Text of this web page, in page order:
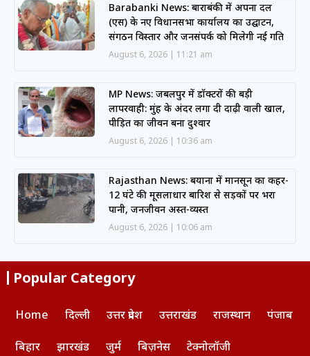
Barabanki News: बाराबंकी में अपना दल
(एस) के नए विधानसभा कार्यालय का उद्घाटन,
संगठन विस्तार और जनसंपर्क को मिलेगी नई गति
August 6, 2026 11:21 am
MP News: जबलपुर में डॉक्टरों की बड़ी
लापरवाही: मुंह के अंदर लगा दी दाढ़ी वाली खाल,
पीड़ित का जीवन बना दुश्वार
August 6, 2026 10:36 am
Rajasthan News: बयाना में मानसून का कहर-
12 घंटे की मूसलाधार बारिश से सड़कों पर भरा
पानी, जनजीवन अस्त-व्यस्त
August 6, 2026 10:06 am
Popular Category
Home दिल्ली उत्तर प्रदेश उत्तराखंड राजस्थान पंजाब
बिहार झारखंड जुर्म बिज़नेस टेक्नोलॉजी